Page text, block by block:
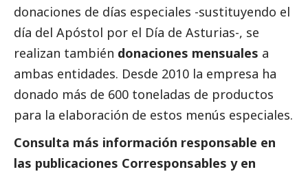
donaciones de días especiales -sustituyendo el
día del Apóstol por el Día de Asturias-, se
realizan también donaciones mensuales a
ambas entidades. Desde 2010 la empresa ha
donado más de 600 toneladas de productos
para la elaboración de estos menús especiales.
Consulta más información responsable en
las publicaciones Corresponsables y en